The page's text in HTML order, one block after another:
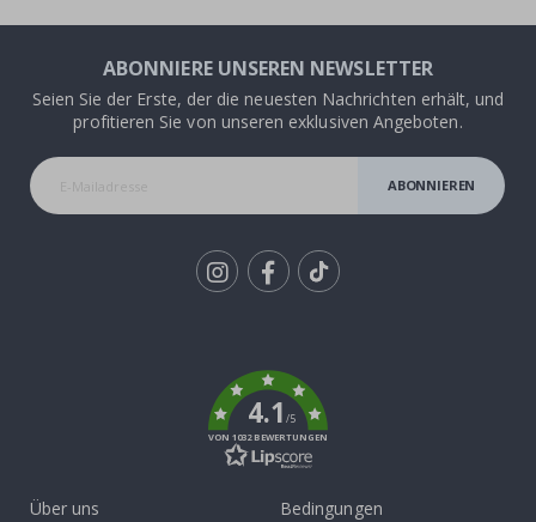
ABONNIERE UNSEREN NEWSLETTER
Seien Sie der Erste, der die neuesten Nachrichten erhält, und
profitieren Sie von unseren exklusiven Angeboten.
ABONNIEREN
4.1/5
VON 1032 BEWERTUNGEN
Über uns
Bedingungen